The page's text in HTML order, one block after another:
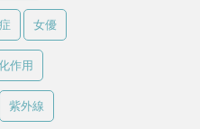
女優
作用
紫外線